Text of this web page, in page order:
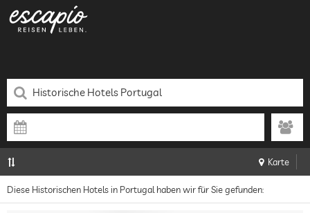
Karte
Diese Historischen Hotels in Portugal haben wir für Sie gefunden: